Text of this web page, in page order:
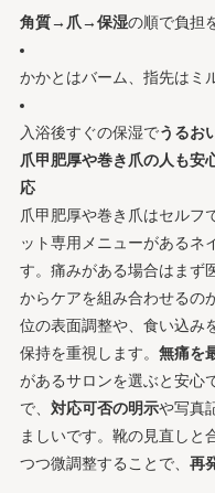
角質→爪→保湿の順で負担
かかとはバーム、指先はミ
入浴後すぐの保湿でうるお
爪甲肥厚や巻き爪の人も安
応
爪甲肥厚や巻き爪はセルフ
ット専用メニューがあるネ
す。痛みがある場合はまず
からケアを組み合わせるの
位の表面調整や、食い込み
保持を重視します。 無痛を
があるサロンを選ぶと安心
で、 対応可否の明示や写真
ましいです。靴の見直しと
つつ微調整することで、 再